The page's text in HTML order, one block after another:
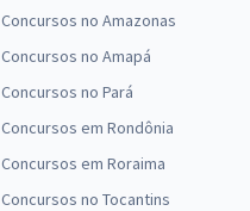
Concursos no Amazonas
Concursos no Amapá
Concursos no Pará
Concursos em Rondônia
Concursos em Roraima
Concursos no Tocantins